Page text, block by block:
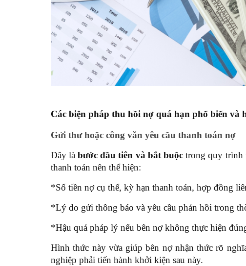
Các biện pháp thu hồi nợ quá hạn phổ biến và
Gửi thư hoặc công văn yêu cầu thanh toán nợ
Đây là bước đầu tiên và bắt buộc trong quy trình
thanh toán nên thể hiện:
*Số tiền nợ cụ thể, kỳ hạn thanh toán, hợp đồng
*Lý do gửi thông báo và yêu cầu phản hồi trong
*Hậu quả pháp lý nếu bên nợ không thực hiện
Hình thức này vừa giúp bên nợ nhận thức rõ
nghiệp phải tiến hành khởi kiện sau này.